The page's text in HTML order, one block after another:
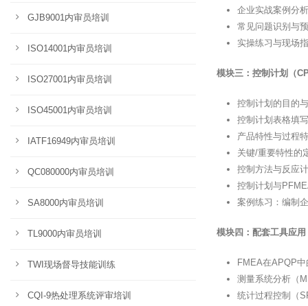
企业实战案例分
常见问题识别与
实操练习与现场
模块三：控制计划（
控制计划的目的
控制计划表格填
产品特性与过程
关键/重要特性的
控制方法与反应
控制计划与
案例练习：编制
模块四：配套工具应
FMEA在APQP
测量系统分析（
统计过程控制（
GJB9001内审员培训
ISO14001内审员培训
ISO27001内审员培训
ISO45001内审员培训
IATF16949内审员培训
QC080000内审员培训
SA8000内审员培训
TL9000内审员培训
TWI现场督导技能训练
CQI-9热处理系统评审培训